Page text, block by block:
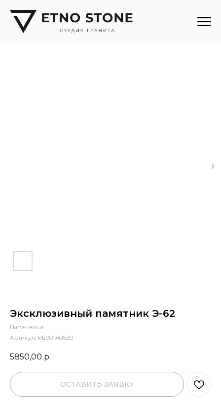
Эксклюзивный памятник Э-62
Памятники
Артикул: PE00-A0620
5850,00 р.
ОСТАВИТЬ ЗАЯВКУ